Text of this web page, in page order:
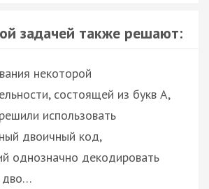
задачей также решают:
некоторой
состоящей из букв А,
использовать
двоичный код,
однозначно декодировать
дво…